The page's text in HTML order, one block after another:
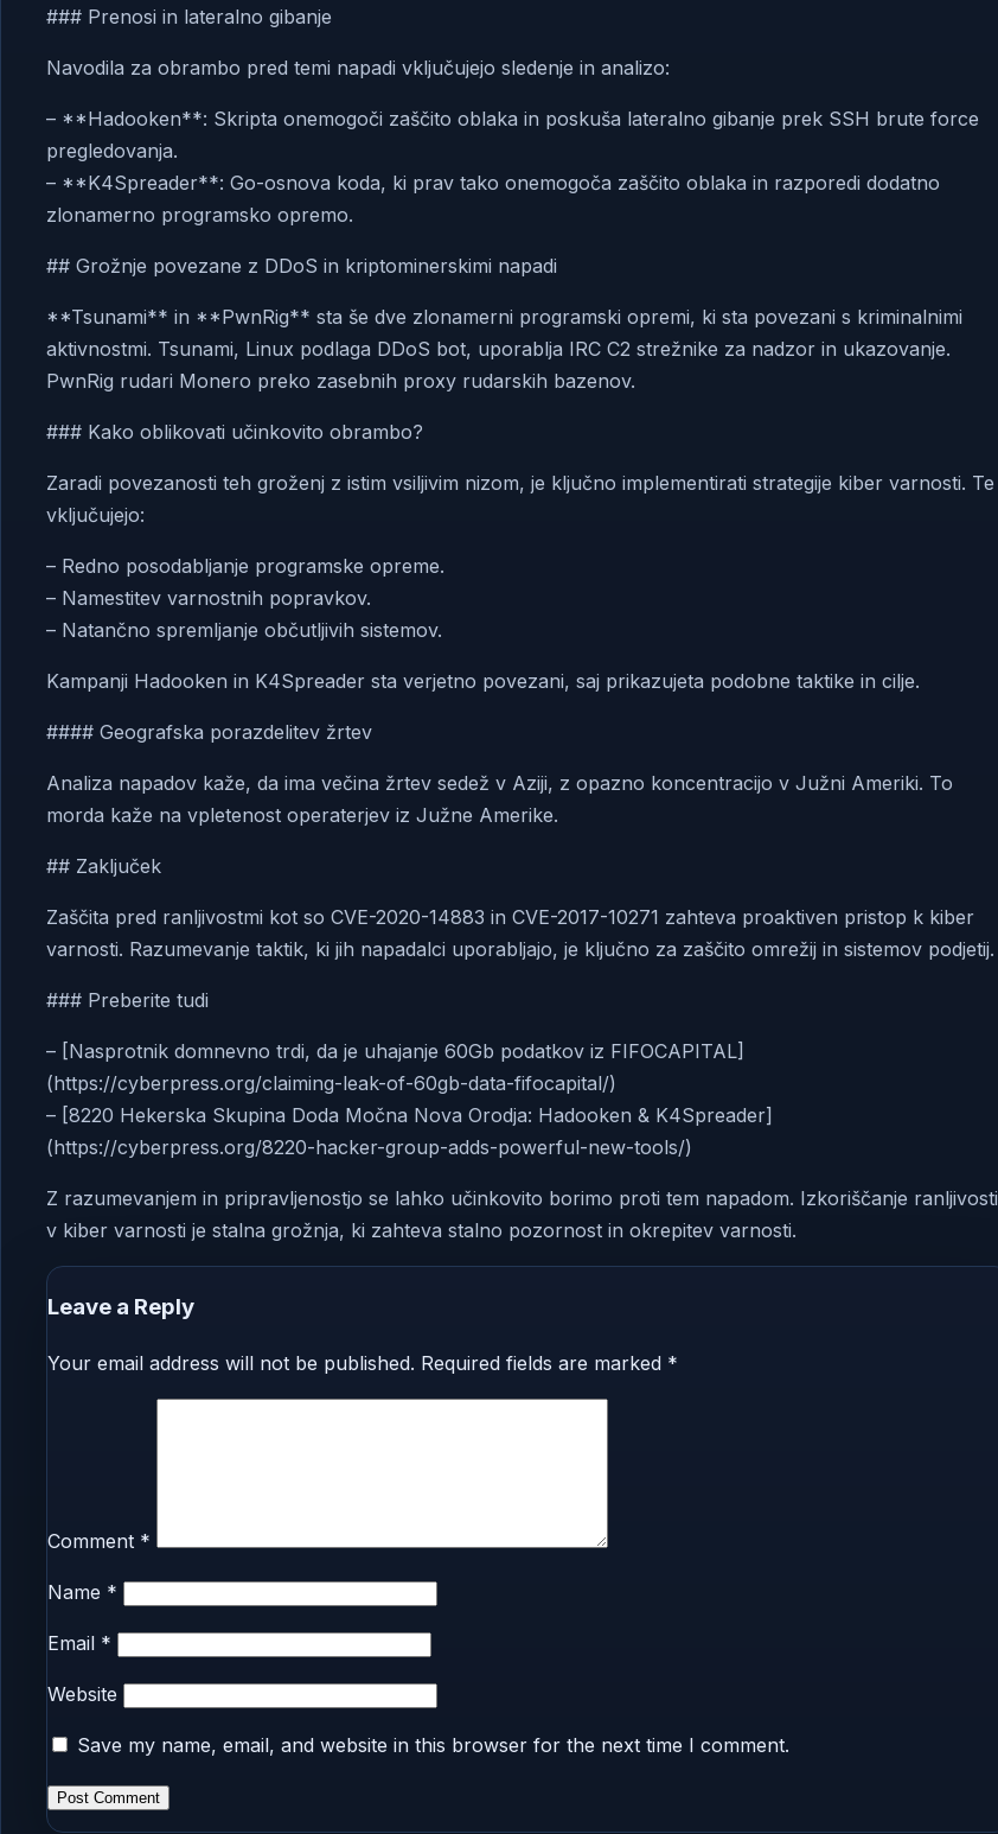
### Prenosi in lateralno gibanje
Navodila za obrambo pred temi napadi vključujejo sledenje in analizo:
– **Hadooken**: Skripta onemogoči zaščito oblaka in poskuša lateralno gibanje prek SSH brute force
pregledovanja.
– **K4Spreader**: Go-osnova koda, ki prav tako onemogoča zaščito oblaka in razporedi dodatno
zlonamerno programsko opremo.
## Grožnje povezane z DDoS in kriptominerskimi napadi
**Tsunami** in **PwnRig** sta še dve zlonamerni programski opremi, ki sta povezani s kriminalnimi
aktivnostmi. Tsunami, Linux podlaga DDoS bot, uporablja IRC C2 strežnike za nadzor in ukazovanje.
PwnRig rudari Monero preko zasebnih proxy rudarskih bazenov.
### Kako oblikovati učinkovito obrambo?
Zaradi povezanosti teh groženj z istim vsiljivim nizom, je ključno implementirati strategije kiber varnosti. Te
vključujejo:
– Redno posodabljanje programske opreme.
– Namestitev varnostnih popravkov.
– Natančno spremljanje občutljivih sistemov.
Kampanji Hadooken in K4Spreader sta verjetno povezani, saj prikazujeta podobne taktike in cilje.
#### Geografska porazdelitev žrtev
Analiza napadov kaže, da ima večina žrtev sedež v Aziji, z opazno koncentracijo v Južni Ameriki. To
morda kaže na vpletenost operaterjev iz Južne Amerike.
## Zaključek
Zaščita pred ranljivostmi kot so CVE-2020-14883 in CVE-2017-10271 zahteva proaktiven pristop k kiber
varnosti. Razumevanje taktik, ki jih napadalci uporabljajo, je ključno za zaščito omrežij in sistemov podjetij.
### Preberite tudi
– [Nasprotnik domnevno trdi, da je uhajanje 60Gb podatkov iz FIFOCAPITAL]
(https://cyberpress.org/claiming-leak-of-60gb-data-fifocapital/)
– [8220 Hekerska Skupina Doda Močna Nova Orodja: Hadooken & K4Spreader]
(https://cyberpress.org/8220-hacker-group-adds-powerful-new-tools/)
Z razumevanjem in pripravljenostjo se lahko učinkovito borimo proti tem napadom. Izkoriščanje ranljivosti
v kiber varnosti je stalna grožnja, ki zahteva stalno pozornost in okrepitev varnosti.
Leave a Reply
Your email address will not be published. Required fields are marked *
Comment *
Name *
Email *
Website
Save my name, email, and website in this browser for the next time I comment.